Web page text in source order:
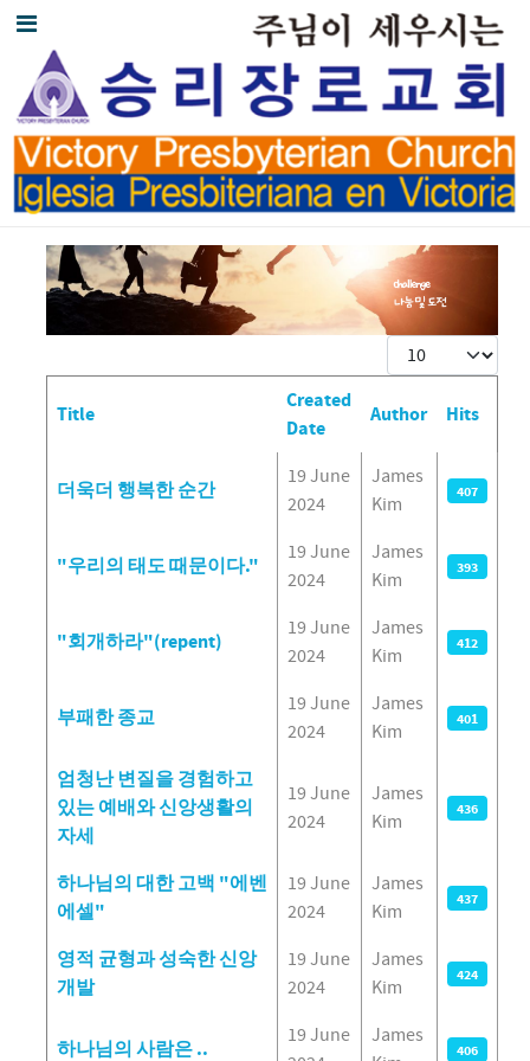
Display #
Title
Created
Date
Author Hits
더욱더 행복한 순간
19 June
2024
James
Kim
407
"우리의 태도 때문이다."
19 June
2024
James
Kim
393
"회개하라"(repent)
19 June
2024
James
Kim
412
부패한 종교
19 June
2024
James
Kim
401
엄청난 변질을 경험하고
있는 예배와 신앙생활의
자세
19 June
2024
James
Kim
436
하나님의 대한 고백 "에벤
에셀"
19 June
2024
James
Kim
437
영적 균형과 성숙한 신앙
개발
19 June
2024
James
Kim
424
하나님의 사람은 ..
19 June
James
406